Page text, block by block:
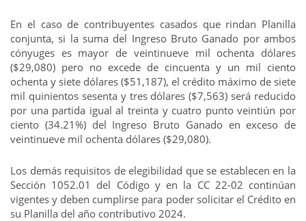
En el caso de contribuyentes casados que rindan Planilla
conjunta, si la suma del Ingreso Bruto Ganado por ambos
cónyuges es mayor de veintinueve mil ochenta dólares
($29,080) pero no excede de cincuenta y un mil ciento
ochenta y siete dólares ($51,187), el crédito máximo de siete
mil quinientos sesenta y tres dólares ($7,563) será reducido
por una partida igual al treinta y cuatro punto veintiún por
ciento (34.21%) del Ingreso Bruto Ganado en exceso de
veintinueve mil ochenta dólares ($29,080).
Los demás requisitos de elegibilidad que se establecen en la
Sección 1052.01 del Código y en la CC 22-02 continúan
vigentes y deben cumplirse para poder solicitar el Crédito en
su Planilla del año contributivo 2024.